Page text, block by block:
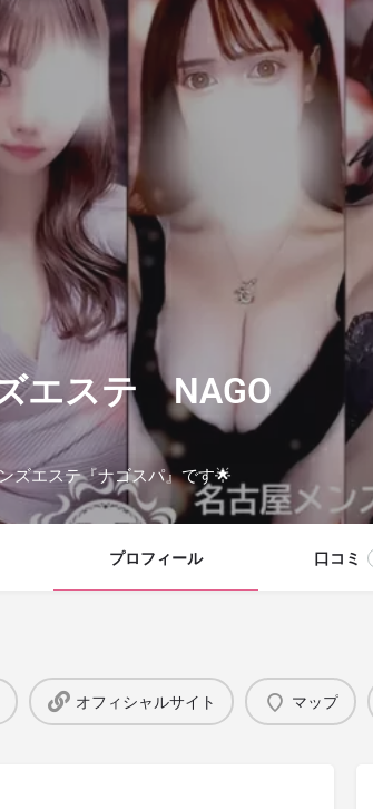
エステ NAGO
ズエステ『ナゴスパ』です🌟
プロフィール 口コミ
オフィシャルサイト マップ